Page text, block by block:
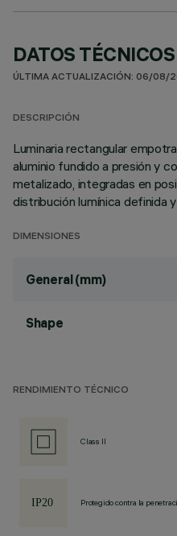
DATOS TÉCNICOS
ÚLTIMA ACTUALIZACIÓN: 06/08/
DESCRIPCIÓN
Luminaria rectangular
aluminio fundido a presión y
metalizado, integradas en
distribución lumínica definida
DIMENSIONES
General (mm)
Shape
RENDIMIENTO TÉCNICO
Class II
Protegido contra la